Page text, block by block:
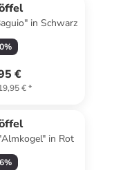
in Schwarz
%
€
€*
in Rot
%